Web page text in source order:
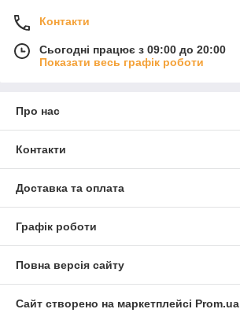
Контакти
Сьогодні працює з 09:00 до 20:00
Показати весь графік роботи
Про нас
Контакти
Доставка та оплата
Графік роботи
Повна версія сайту
Сайт створено на маркетплейсі Prom.ua